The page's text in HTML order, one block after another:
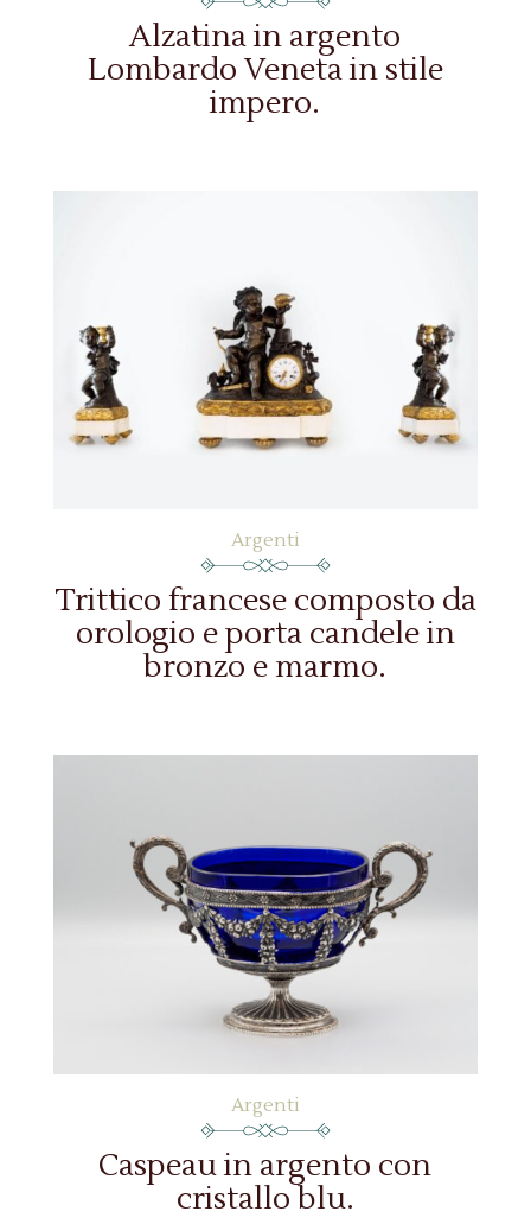
Alzatina in argento
Lombardo Veneta in stile
impero.
Argenti
Trittico francese composto da
orologio e porta candele in
bronzo e marmo.
Argenti
Caspeau in argento con
cristallo blu.